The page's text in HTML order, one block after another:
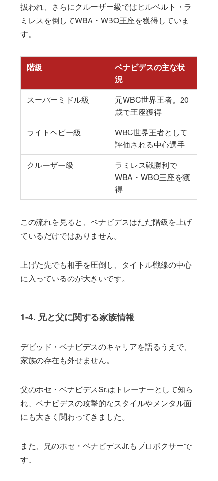
扱われ、さらにクルーザー級ではヒルベルト・ラ
ミレスを倒してWBA・WBO王座を獲得していま
す。
階級
ベナビデスの主な状
況
スーパーミドル級
元WBC世界王者。20
歳で王座獲得
ライトヘビー級
WBC世界王者として
評価される中心選手
クルーザー級
ラミレス戦勝利で
WBA・WBO王座を獲
得
この流れを見ると、ベナビデスはただ階級を上げ
ているだけではありません。
上げた先でも相手を圧倒し、タイトル戦線の中心
に入っているのが大きいです。
1-4. 兄と父に関する家族情報
デビッド・ベナビデスのキャリアを語るうえで、
家族の存在も外せません。
父のホセ・ベナビデスSr.はトレーナーとして知ら
れ、ベナビデスの攻撃的なスタイルやメンタル面
にも大きく関わってきました。
また、兄のホセ・ベナビデスJr.もプロボクサーで
す。